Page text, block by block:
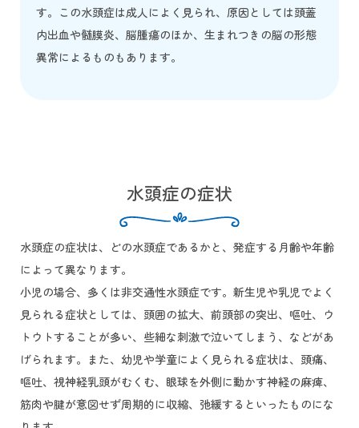
す。この水頭症は成人によく見られ、原因としては頭蓋
内出血や髄膜炎、脳腫瘍のほか、生まれつきの脳の形態
異常によるものもあります。
水頭症の症状
水頭症の症状は、どの水頭症であるかと、発症する月齢や年齢
によって異なります。
小児の場合、多くは非交通性水頭症です。新生児や乳児でよく
見られる症状としては、頭囲の拡大、前頭部の突出、嘔吐、ウ
トウトすることが多い、些細な刺激で泣いてしまう、などがあ
げられます。また、幼児や学童によく見られる症状は、頭痛、
嘔吐、視神経乳頭がむくむ、眼球を外側に動かす神経の麻痺、
筋肉や腱が意図せず周期的に収縮、弛緩するといったものにな